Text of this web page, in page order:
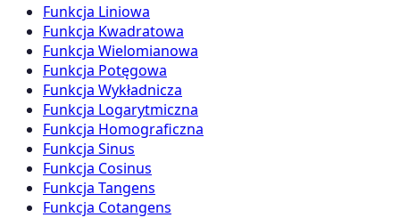
Funkcja Liniowa
Funkcja Kwadratowa
Funkcja Wielomianowa
Funkcja Potęgowa
Funkcja Wykładnicza
Funkcja Logarytmiczna
Funkcja Homograficzna
Funkcja Sinus
Funkcja Cosinus
Funkcja Tangens
Funkcja Cotangens